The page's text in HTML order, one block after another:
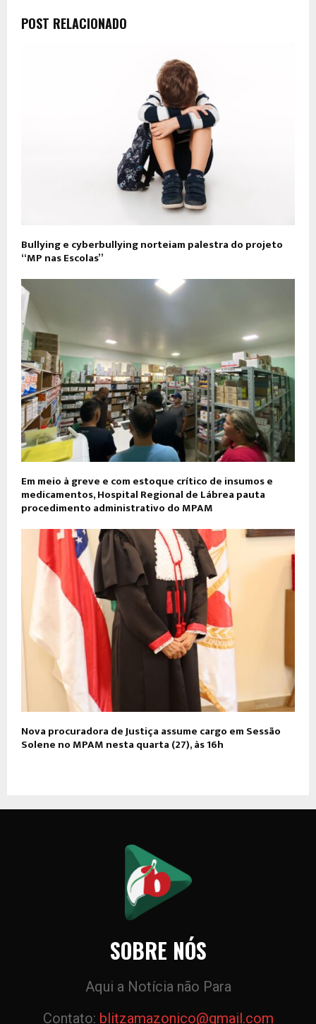
POST RELACIONADO
Bullying e cyberbullying norteiam palestra do projeto
“MP nas Escolas”
Em meio à greve e com estoque crítico de insumos e
medicamentos, Hospital Regional de Lábrea pauta
procedimento administrativo do MPAM
Nova procuradora de Justiça assume cargo em Sessão
Solene no MPAM nesta quarta (27), às 16h
SOBRE NÓS
Aqui a Notícia não Para
Contato: blitzamazonico@gmail.com